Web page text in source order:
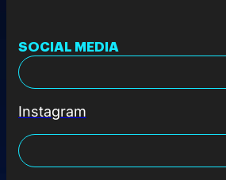
SOCIAL MEDIA
Instagram